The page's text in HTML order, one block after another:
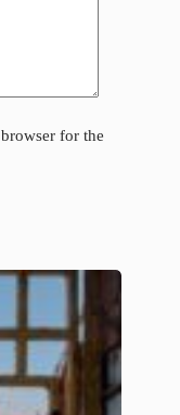
for the